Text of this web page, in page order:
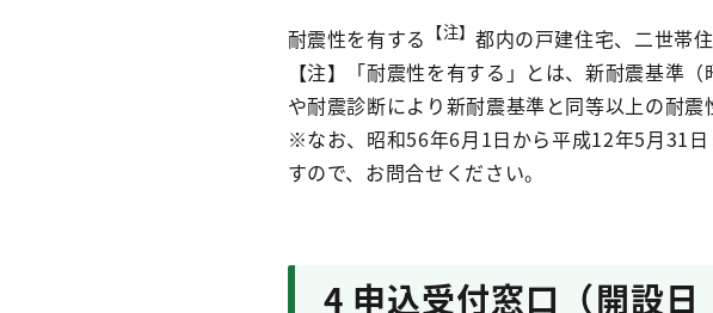
耐震性を有する 【注】 都内の戸建住宅、二世帯
【注】「耐震性を有する」とは、新耐震基準
や耐震診断により新耐震基準と同等以上の耐震
※なお、昭和56年6月1日から平成12年5月31
すので、お問合せください。
4 申込受付窓口（開設日